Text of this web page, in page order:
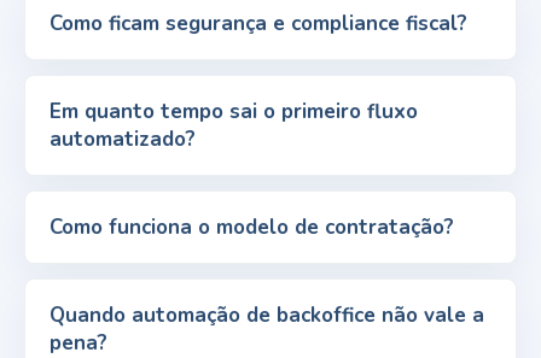
Como ficam segurança e compliance fiscal?
Em quanto tempo sai o primeiro fluxo
automatizado?
Como funciona o modelo de contratação?
Quando automação de backoffice não vale a
pena?